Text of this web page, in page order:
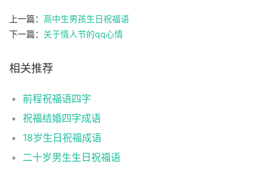
上一篇： 高中生男孩生日祝福语
下一篇： 关于情人节的qq心情
相关推荐
前程祝福语四字
祝福结婚四字成语
18岁生日祝福成语
二十岁男生生日祝福语